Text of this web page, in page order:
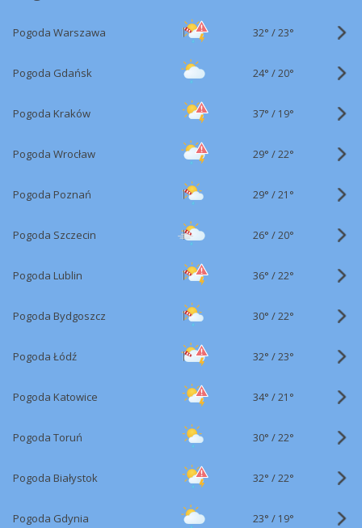
Pogoda Warszawa 32° /23°
Pogoda Gdańsk 24° /20°
Pogoda Kraków 37° / 19°
Pogoda Wrocław 29° /22°
Pogoda Poznań 29° /21°
Pogoda Szczecin 26° /20°
Pogoda Lublin 36° /22°
Pogoda Bydgoszcz 30° /22°
Pogoda Łódź 32° /23°
Pogoda Katowice 34° /21°
Pogoda Toruń 30° /22°
Pogoda Białystok 32° /22°
Pogoda Gdynia 23° / 19°